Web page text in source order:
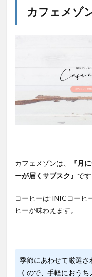
カフェメゾ
カフェメゾンは、
『月
ーが届くサブスク』 です
コーヒーは”INICコーヒ
ヒーが味わえます。
季節にあわせて厳選さ
くので、手軽におう